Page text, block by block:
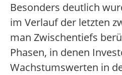
Besonders deutlich
im Verlauf der letzten
man Zwischentiefs
Phasen, in denen
Wachstumswerten in